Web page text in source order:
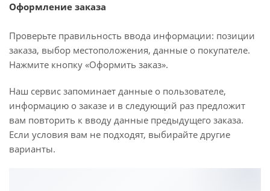
Оформление заказа
Проверьте правильность ввода информации: позиции
заказа, выбор местоположения, данные о покупателе.
Нажмите кнопку «Оформить заказ».
Наш сервис запоминает данные о пользователе,
информацию о заказе и в следующий раз предложит
вам повторить к вводу данные предыдущего заказа.
Если условия вам не подходят, выбирайте другие
варианты.